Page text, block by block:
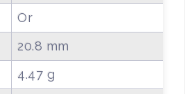
Or
20.8 mm
4.47 g